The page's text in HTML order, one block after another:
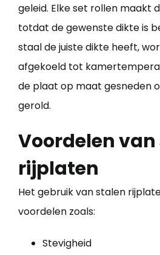
geleid. Elke set rollen maakt
totdat de gewenste dikte is
staal de juiste dikte heeft,
afgekoeld tot
de plaat op maat gesneden
gerold.
Voordelen
rijplaten
Het gebruik van stalen
voordelen zoals:
Stevigheid